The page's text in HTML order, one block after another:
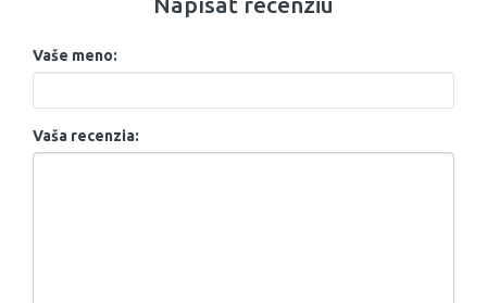
Vaše meno:
Vaša recenzia: